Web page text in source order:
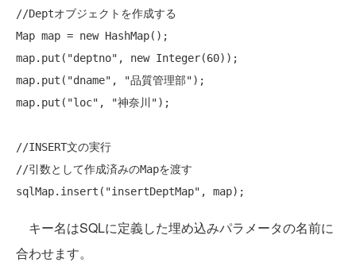
//Deptオブジェクトを作成する
Map map = new HashMap();
map.put( "deptno" , new Integer(60));
map.put( "dname" , "品質管理部");
map.put( "loc" , "神奈川");
//INSERT文の実行
//引数として作成済みのMapを渡す
sqlMap.insert( "insertDeptMap"
キー名はSQLに定義した埋め込みパラメータの名前に
合わせます。